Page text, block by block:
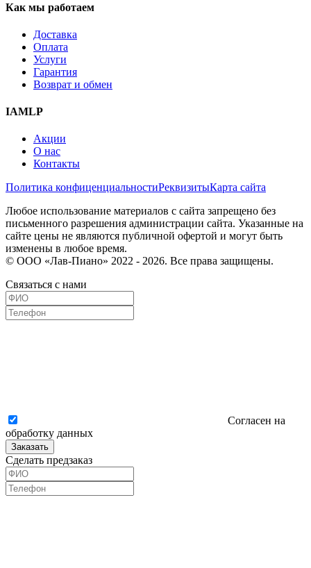
Как мы работаем
Доставка
Оплата
Услуги
Гарантия
Возврат и обмен
IAMLP
Акции
О нас
Контакты
Политика конфиценциальностиРеквизитыКарта сайта
Любое использование материалов с сайта запрещено без
письменного разрешения администрации сайта. Указанные на
сайте цены не являются публичной офертой и могут быть
изменены в любое время.
© ООО «Лав-Пиано» 2022 - 2026. Все права защищены.
Связаться с нами
Согласен на
обработку данных
Заказать
Сделать предзаказ